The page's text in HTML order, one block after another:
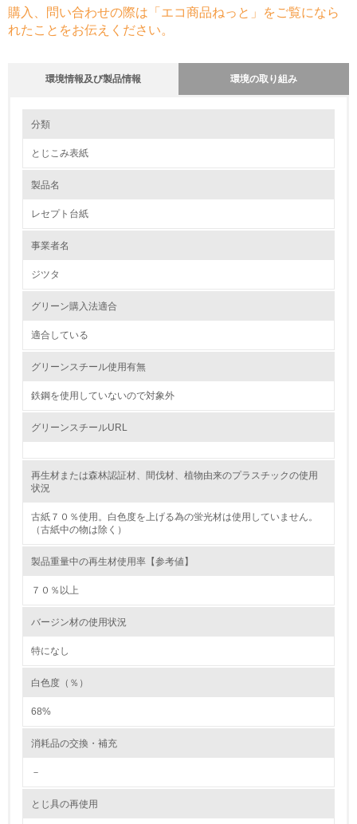
購入、問い合わせの際は「エコ商品ねっと」をご覧になら
れたことをお伝えください。
環境情報及び製品情報 環境の取り組み
1.環境取り組み体制
レベル2
5.
かしている
従業員が環境方針に基づいて自分の業務の中で行うべき環
2.環境への取り組み
分類
とじこみ表紙
製品名
レセプト台紙
事業者名
ジツタ
グリーン購入法適合
適合している
グリーンスチール使用有無
鉄鋼を使用していないので対象外
グリーンスチールURL
再生材または森林認証材、間伐材、植物由来のプラスチックの使用
状況
古紙７０％使用。白色度を上げる為の蛍光材は使用していません。
（古紙中の物は除く）
製品重量中の再生材使用率【参考値】
７０％以上
バージン材の使用状況
特になし
白色度（％）
68%
消耗品の交換・補充
－
とじ具の再使用